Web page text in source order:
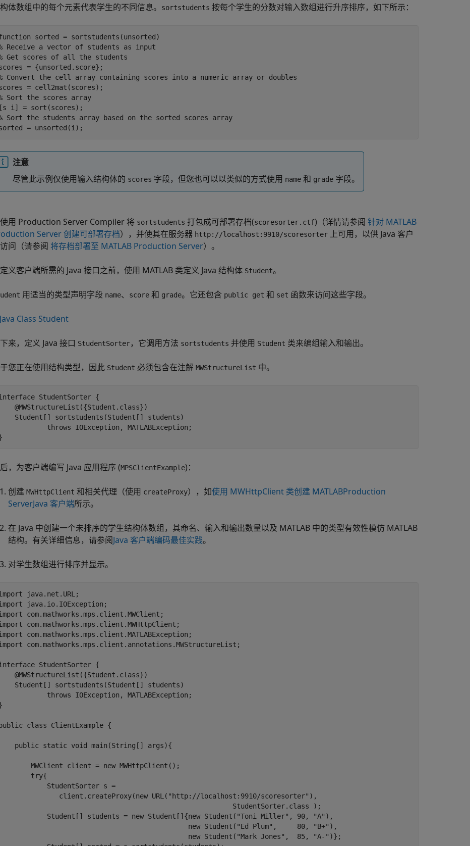
体数组中的每个元素代表学生的不同信息。 sortstudents 按每个学生的分数对输入数组进行升序排序，如下所示：
sorted = sortstudents(unsorted)
Receive a vector of students as input
Get scores of all the students
= {unsorted.score};
Convert the cell array containing scores into a numeric array or doubles
= cell2mat(scores);
Sort the scores array
[s i] = sort(scores);
Sort the students array based on the sorted scores array
= unsorted(i);
注意
尽管此示例仅使用输入结构体的 scores 字段，但您也可以以类似的方式使用 name 和 grade 字段。
用 Production Server Compiler 将 sortstudents 打包成可部署存档(scoresorter.ctf)（详情请参阅 针对 MATLAB
Server 创建可部署存档），并使其在服务器 http://localhost:9910/scoresorter
上可用，以供 Java 客户
问（请参阅 将存档部署至 MATLAB Production Server）。
义客户端所需的 Java 接口之前，使用 MATLAB 类定义 Java 结构体 Student。
用适当的类型声明字段 name、 score 和 grade。它还包含 public get 和 set 函数来访问这些字段。
Java Class Student
来，定义 Java 接口 StudentSorter，它调用方法 sortstudents 并使用 Student 类来编组输入和输出。
您正在使用结构类型，因此 Student 必须包含在注解 MWStructureList 中。
StudentSorter {
@MWStructureList({Student.class})
Student[] sortstudents(Student[] students)
throws IOException, MATLABException;
，为客户端编写 Java 应用程序 (MPSClientExample)：
创建 MWHttpClient 和相关代理（使用 createProxy），如使用 MWHttpClient 类创建 MATLABProduction
ServerJava 客户端所示。
在 Java 中创建一个未排序的学生结构体数组，其命名、输入和输出数量以及 MATLAB 中的类型有效性模仿 MATLAB
结构。有关详细信息，请参阅Java 客户端编码最佳实践。
对学生数组进行排序并显示。
java.net.URL;
java.io.IOException;
com.mathworks.mps.client.MWClient;
com.mathworks.mps.client.MWHttpClient;
com.mathworks.mps.client.MATLABException;
com.mathworks.mps.client.annotations.MWStructureList;
StudentSorter {
@MWStructureList({Student.class})
Student[] sortstudents(Student[] students)
throws IOException, MATLABException;
class ClientExample {
public static void main(String[] args){
MWClient client = new MWHttpClient();
try{
StudentSorter s =
client.createProxy(new URL("http://localhost:9910/scoresorter"),
StudentSorter.class );
Student[] students = new Student[]{new Student("Toni Miller", 90, "A"),
new Student("Ed Plum",     80, "B+"),
new Student("Mark Jones",  85, "A-")};